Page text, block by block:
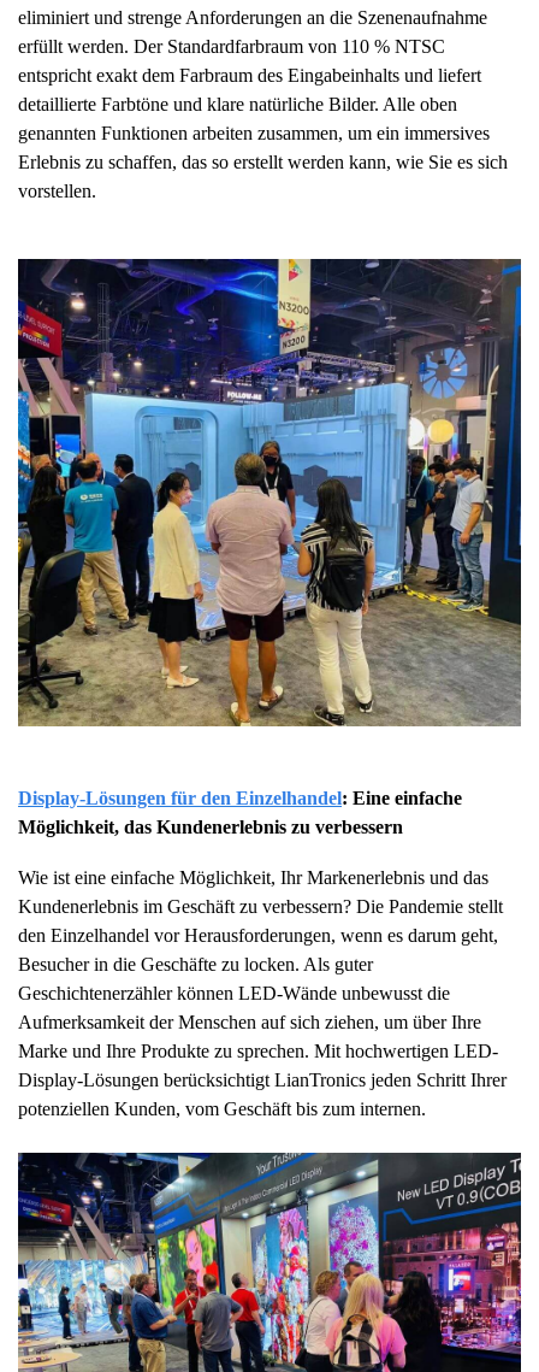
eliminiert und strenge Anforderungen an die Szenenaufnahme
erfüllt werden. Der Standardfarbraum von 110 % NTSC
entspricht exakt dem Farbraum des Eingabeinhalts und liefert
detaillierte Farbtöne und klare natürliche Bilder. Alle oben
genannten Funktionen arbeiten zusammen, um ein immersives
Erlebnis zu schaffen, das so erstellt werden kann, wie Sie es sich
vorstellen.
Display-Lösungen für den Einzelhandel: Eine einfache
Möglichkeit, das Kundenerlebnis zu verbessern
Wie ist eine einfache Möglichkeit, Ihr Markenerlebnis und das
Kundenerlebnis im Geschäft zu verbessern? Die Pandemie stellt
den Einzelhandel vor Herausforderungen, wenn es darum geht,
Besucher in die Geschäfte zu locken. Als guter
Geschichtenerzähler können LED-Wände unbewusst die
Aufmerksamkeit der Menschen auf sich ziehen, um über Ihre
Marke und Ihre Produkte zu sprechen. Mit hochwertigen LED-
Display-Lösungen berücksichtigt LianTronics jeden Schritt Ihrer
potenziellen Kunden, vom Geschäft bis zum internen.